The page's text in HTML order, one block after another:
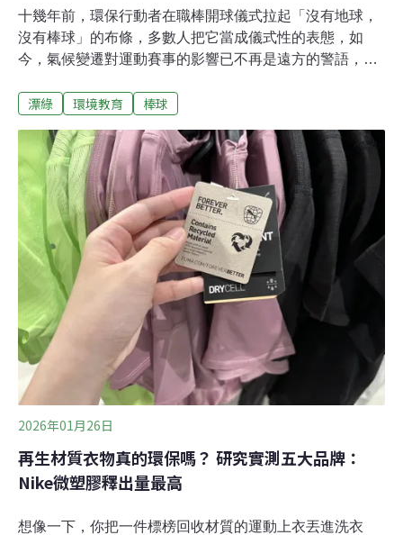
十幾年前，環保行動者在職棒開球儀式拉起「沒有地球，
沒有棒球」的布條，多數人把它當成儀式性的表態，如
今，氣候變遷對運動賽事的影響已不再是遠方的警語，而
牛棚調度更加吃緊；捕手與主審在厚重護具下專注力下
（ABS）的導入討論。氣溫變化同時影響飛球的飛行距
離，白蠟木的病蟲害危機讓球棒材料的供應鏈出現變數。
然而，危機也帶來轉機。職業運動場域擁有龐大群眾基
礎，在地連結深厚，其實極有潛力成為環境教育基地。歐
盟的 SHARE 計畫（SHARE 2.0 initiative）就將運動定位
為促進綠色轉型的「社會基礎設施」。但問題是：從「理
應可以」到「真正發揮作用」之間，究竟卡在哪裡？
漂綠 環境教育 棒球
2026年01月26日
再生材質衣物真的環保嗎？ 研究實測五大品牌：
Nike微塑膠釋出量最高
想像一下，你把一件標榜回收材質的運動上衣丟進洗衣